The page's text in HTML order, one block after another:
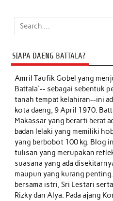
SIAPA DAENG BATTALA?
Amril Taufik Gobelyang
Battala'-- sebagai sebentuk
tanah tempat kelahiran--ini
kota daeng, 9 April 1970.
Makassar yang berarti berat
badan lelaki yang memiliki
yang berbobot 100 kg. Blog
tulisan yang merupakan
suasana yang ada
maupun yang kurang
bersama istri, Sri Lestari
Rizky dan Alya. Pada ajang